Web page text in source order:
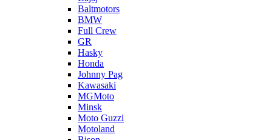
Baltmotors
BMW
Full Crew
GR
Hasky
Honda
Johnny Pag
Kawasaki
MGMoto
Minsk
Moto Guzzi
Motoland